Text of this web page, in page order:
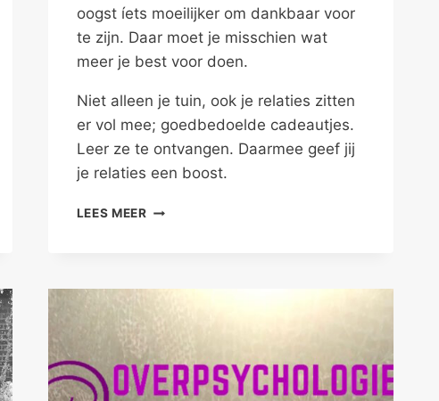
oogst íets moeilijker om dankbaar voor
te zijn. Daar moet je misschien wat
meer je best voor doen.
Niet alleen je tuin, ook je relaties zitten
er vol mee; goedbedoelde cadeautjes.
Leer ze te ontvangen. Daarmee geef jij
je relaties een boost.
LEES MEERONTVANGEN